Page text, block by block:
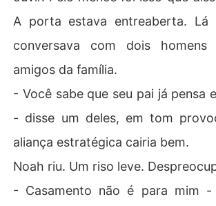
A porta estava entreaberta. Lá
conversava com dois homens
amigos da família.
- Você sabe que seu pai já pensa
- disse um deles, em tom
aliança estratégica cairia bem.
Noah riu. Um riso leve.
- Casamento não é para mim -